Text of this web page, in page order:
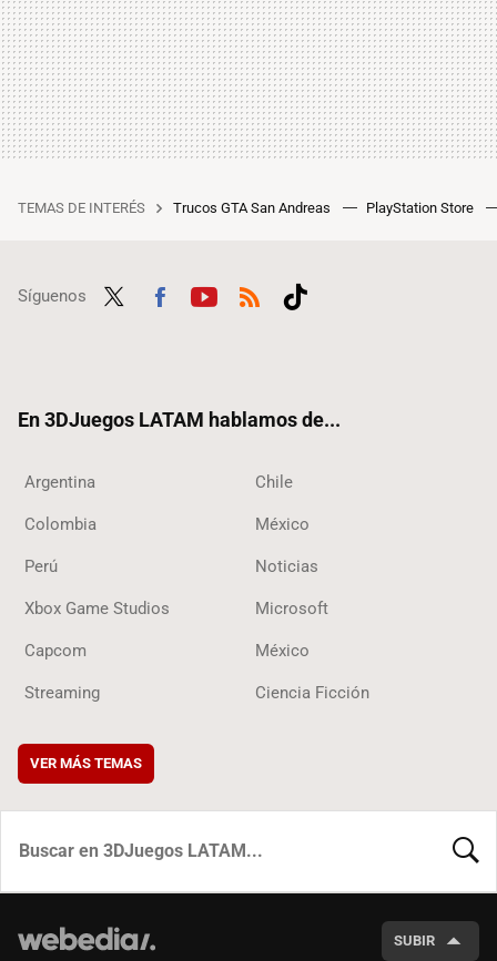
TEMAS DE INTERÉS Trucos GTA San Andreas PlayStation Store
Síguenos
En 3DJuegos LATAM hablamos de...
Argentina Chile
Colombia México
Perú Noticias
Xbox Game Studios Microsoft
Capcom México
Streaming Ciencia Ficción
VER MÁS TEMAS
SUBIR